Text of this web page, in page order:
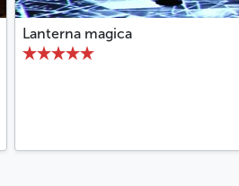
Lanterna magica